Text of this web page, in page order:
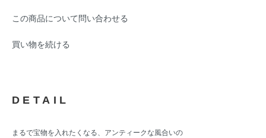
この商品について問い合わせる
買い物を続ける
DETAIL
まるで宝物を入れたくなる、アンティークな風合いの